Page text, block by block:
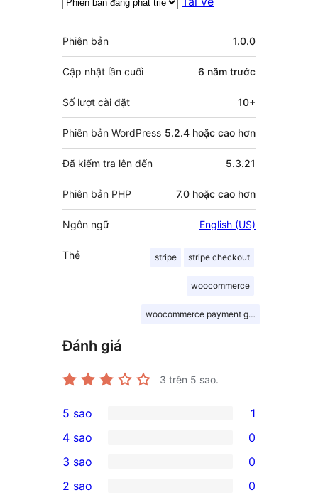
Meta
Phiên bản 1.0.0
Cập nhật lần cuối 6 năm trước
Số lượt cài đặt 10+
Phiên bản WordPress 5.2.4 hoặc cao hơn
Đã kiểm tra lên đến 5.3.21
Phiên bản PHP 7.0 hoặc cao hơn
Ngôn ngữ English (US)
Thẻ stripe stripe checkout
woocommerce
woocommerce payment gateway
Đánh giá
3 trên 5 sao.
1
5-
star
review
5 sao 1
4-
star
4 sao 0
0
3-
3 sao 0
2 sao 0